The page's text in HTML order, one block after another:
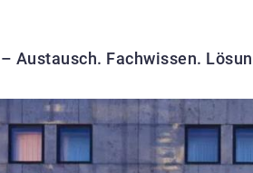
Austausch. Fachwissen.